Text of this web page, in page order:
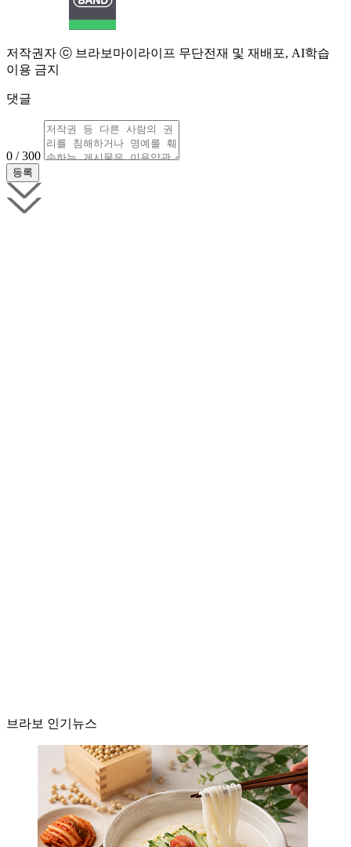
저작권자 ⓒ 브라보마이라이프 무단전재 및 재배포, AI학습
이용 금지
댓글
0 / 300
브라보 인기뉴스